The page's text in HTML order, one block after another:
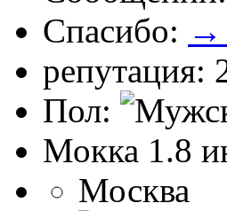
Спасибо: →
репутация:
Пол:
Мокка 1.8
Москва